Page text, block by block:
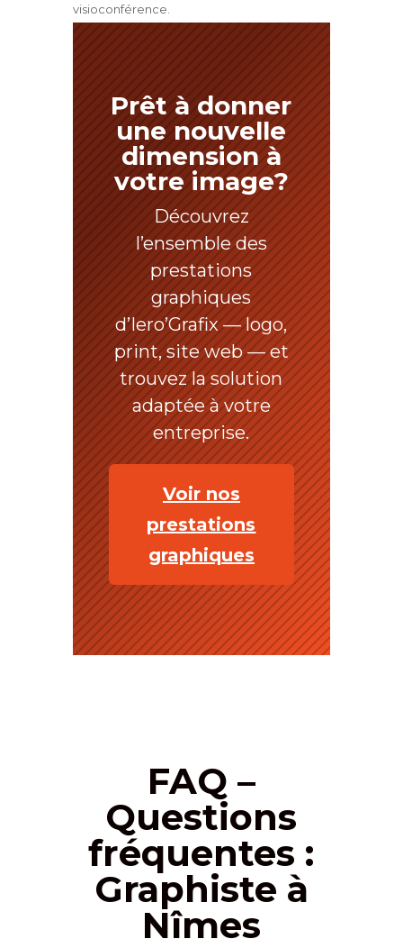
visioconférence.
Prêt à donner
une nouvelle
dimension à
votre image?
Découvrez
l’ensemble des
prestations
graphiques
d’Iero’Grafix — logo,
print, site web — et
trouvez la solution
adaptée à votre
entreprise.
Voir nos
prestations
graphiques
FAQ –
Questions
fréquentes :
Graphiste à
Nîmes